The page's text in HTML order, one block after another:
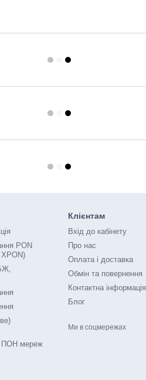
PON
ПОН мереж
Клієнтам
Вхід до кабінету
Про нас
Оплата і доставка
Обмін та повернення
Контактна інформація
Блог
Ми в соцмережах